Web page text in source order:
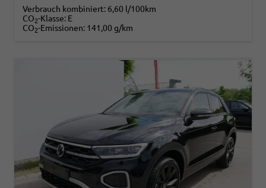
Verbrauch kombiniert: 6,60 l/100km
CO2-Klasse: E
CO2-Emissionen: 141,00 g/km